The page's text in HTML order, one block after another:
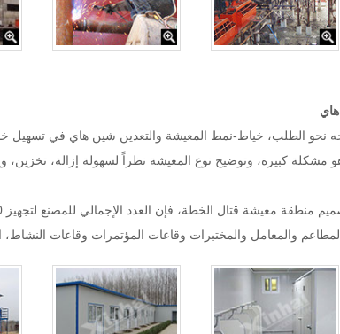
نحو الطلب، خياط-نمط المعيشة والتعدين شين هاي في تسهيل
مشكلة كبيرة، وتوضيح نوع المعيشة نظراً لسهولة إزالة،